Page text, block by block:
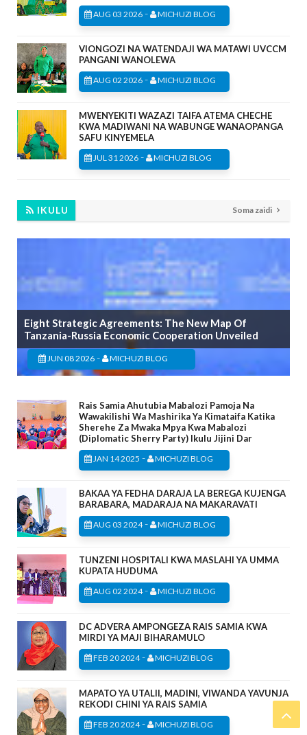
AUG 03 2026 - MICHUZI BLOG
VIONGOZI NA WATENDAJI WA MATAWI UVCCM
PANGANI WANOLEWA
AUG 02 2026 - MICHUZI BLOG
MWENYEKITI WAZAZI TAIFA ATEMA CHECHE
KWA MADIWANI NA WABUNGE WANAOPANGA
SAFU KINYEMELA
JUL 31 2026 - MICHUZI BLOG
IKULU Soma zaidi
Eight Strategic Agreements: The New Map Of
Tanzania-Russia Economic Cooperation Unveiled
JUN 08 2026 - MICHUZI BLOG
Rais Samia Ahutubia Mabalozi Pamoja Na
Wawakilishi Wa Mashirika Ya Kimataifa Katika
Sherehe Za Mwaka Mpya Kwa Mabalozi
(Diplomatic Sherry Party) Ikulu Jijini Dar
JAN 14 2025 - MICHUZI BLOG
BAKAA YA FEDHA DARAJA LA BEREGA KUJENGA
BARABARA, MADARAJA NA MAKARAVATI
AUG 03 2024- MICHUZI BLOG
TUNZENI HOSPITALI KWA MASLAHI YA UMMA
KUPATA HUDUMA
AUG 02 2024- MICHUZI BLOG
DC ADVERA AMPONGEZA RAIS SAMIA KWA
MIRDI YA MAJI BIHARAMULO
FEB 20 2024- MICHUZI BLOG
MAPATO YA UTALII, MADINI, VIWANDA YAVUNJA
REKODI CHINI YA RAIS SAMIA
FEB 20 2024- MICHUZI BLOG